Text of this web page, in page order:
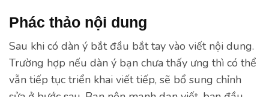
Phác thảo nội dung
Sau khi có dàn ý bắt đầu bắt tay vào viết nội dung.
Trường hợp nếu dàn ý bạn chưa thấy ưng thì có thể
vẫn tiếp tục triển khai viết tiếp, sẽ bổ sung chỉnh